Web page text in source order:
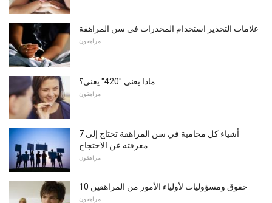
علامات التحذير استخدام المخدرات في سن المراهقة
مراهقون
ماذا يعني "420" يعني؟
مراهقون
7 أشياء كل محامية في سن المراهقة تحتاج إلى
معرفته عن الاحتجاج
مراهقون
10 حقوق ومسؤوليات لأولياء الأمور من المراهقين
مراهقون